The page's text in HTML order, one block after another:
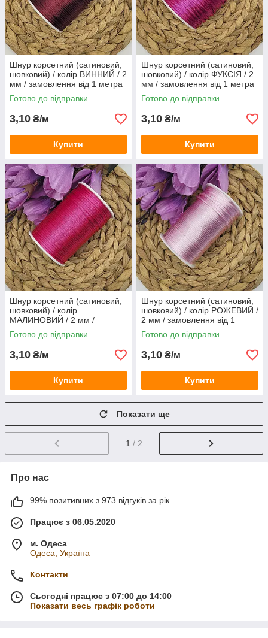
Шнур корсетний (сатиновий,
шовковий) / колір ВИННИЙ / 2
мм / замовлення від 1 метра
Готово до відправки
3,10 ₴/м
Купити
Шнур корсетний (сатиновий,
шовковий) / колір ФУКСІЯ / 2
мм / замовлення від 1 метра
Готово до відправки
3,10 ₴/м
Купити
Шнур корсетний (сатиновий,
шовковий) / колір
МАЛИНОВИЙ / 2 мм /
замовлення від 1 метра
Готово до відправки
3,10 ₴/м
Купити
Шнур корсетний (сатиновий,
шовковий) / колір РОЖЕВИЙ /
2 мм / замовлення від 1
метра
Готово до відправки
3,10 ₴/м
Купити
Показати ще
1 / 2
Про нас
99% позитивних з 973 відгуків за рік
Працює з 06.05.2020
м. Одеса
Одеса, Україна
Контакти
Сьогодні працює з 07:00 до 14:00
Показати весь графік роботи